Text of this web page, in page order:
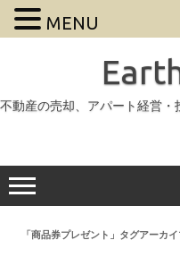
不動産の売却、アパート経営
「商品券プレゼント 」タグアーカ
MENU